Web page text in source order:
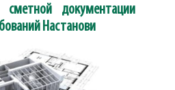
сметной документации
Настанови